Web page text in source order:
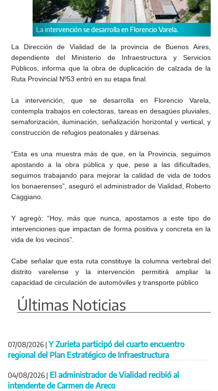
se desarrolla en Florencio Varela. En la Provincia, las
La Dirección de Vialidad de la provincia de Buenos Aires,
dependiente del Ministerio de Infraestructura y Servicios
Públicos, informa que la obra de duplicación de calzada de la
Ruta Provincial Nº53 entró en su etapa final.
La intervención, que se desarrolla en Florencio Varela,
contempla trabajos en colectoras, tareas en desagües pluviales,
semaforización, iluminación, señalización horizontal y vertical, y
construcción de refugios peatonales y dársenas.
“Esta es una muestra más de que, en la Provincia, seguimos
apostando a la obra pública y que, pese a las dificultades,
seguimos trabajando para mejorar la calidad de vida de todos
los bonaerenses”, aseguró el administrador de Vialidad, Roberto
Caggiano.
Y agregó: “Hoy, más que nunca, apostamos a este tipo de
intervenciones que impactan de forma positiva y concreta en la
vida de los vecinos”.
Cabe señalar que esta ruta constituye la columna vertebral del
distrito varelense y la intervención permitirá ampliar la
capacidad de circulación de automóviles y transporte público
Últimas Noticias
07/08/2026 | Y Zurieta participó del cuarto encuentro
regional del Plan Estratégico de Infraestructura
04/08/2026 | El administrador de Vialidad recibió al
intendente de Carmen de Areco